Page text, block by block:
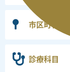
市区町村
診療科目